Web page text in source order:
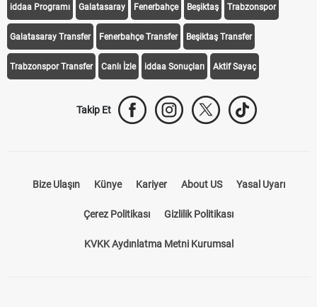
iddaa Programı Galatasaray Fenerbahçe Beşiktaş Trabzonspor
Galatasaray Transfer Fenerbahçe Transfer Beşiktaş Transfer
Trabzonspor Transfer Canlı İzle iddaa Sonuçları Aktif Sayaç